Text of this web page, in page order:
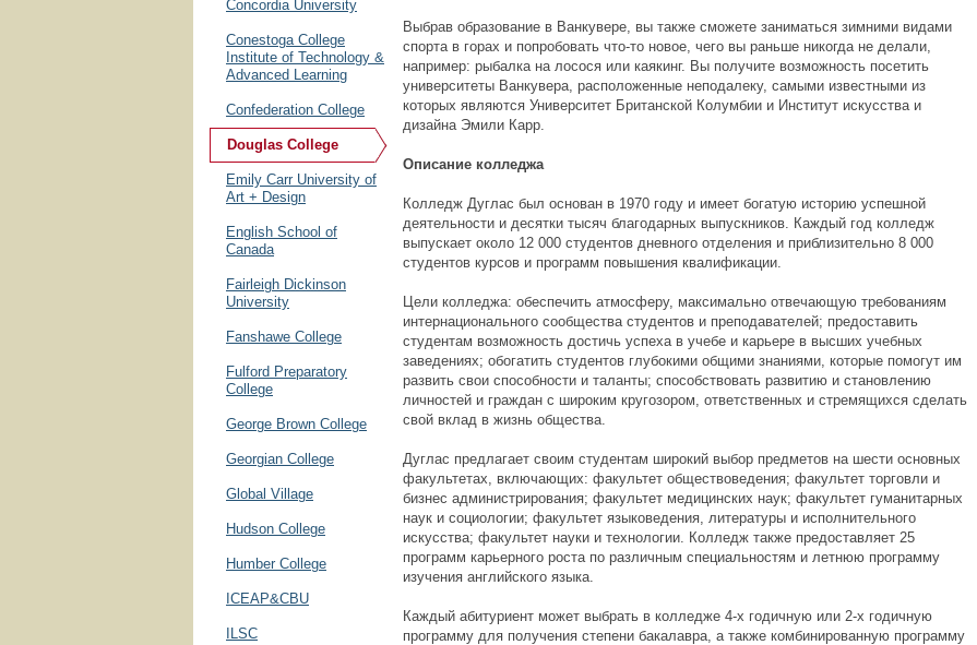
Concordia University
Conestoga College
Institute of Technology &
Advanced Learning
Confederation College
Douglas College
Emily Carr University of
Art + Design
English School of
Canada
Fairleigh Dickinson
University
Fanshawe College
Fulford Preparatory
College
George Brown College
Georgian College
Global Village
Hudson College
Humber College
ICEAP&CBU
ILSC
Выбрав образование в Ванкувере, вы также сможете заниматься зимними видами
спорта в горах и попробовать что-то новое, чего вы раньше никогда не делали,
например: рыбалка на лосося или каякинг. Вы получите возможность посетить
университеты Ванкувера, расположенные неподалеку, самыми известными из
которых являются Университет Британской Колумбии и Институт искусства и
дизайна Эмили Карр.
Описание колледжа
Колледж Дуглас был основан в 1970 году и имеет богатую историю успешной
деятельности и десятки тысяч благодарных выпускников. Каждый год колледж
выпускает около 12 000 студентов дневного отделения и приблизительно 8 000
студентов курсов и программ повышения квалификации.
Цели колледжа: обеспечить атмосферу, максимально отвечающую требованиям
интернационального сообщества студентов и преподавателей; предоставить
студентам возможность достичь успеха в учебе и карьере в высших учебных
заведениях; обогатить студентов глубокими общими знаниями, которые помогут им
развить свои способности и таланты; способствовать развитию и становлению
личностей и граждан с широким кругозором, ответственных и стремящихся сделать
свой вклад в жизнь общества.
Дуглас предлагает своим студентам широкий выбор предметов на шести основных
факультетах, включающих: факультет обществоведения; факультет торговли и
бизнес администрирования; факультет медицинских наук; факультет гуманитарных
наук и социологии; факультет языковедения, литературы и исполнительного
искусства; факультет науки и технологии. Колледж также предоставляет 25
программ карьерного роста по различным специальностям и летнюю программу
изучения английского языка.
Каждый абитуриент может выбрать в колледже 4-х годичную или 2-х годичную
программу для получения степени бакалавра, а также комбинированную программу